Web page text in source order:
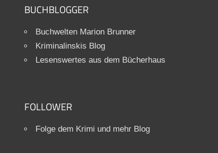
BUCHBLOGGER
Buchwelten Marion Brunner
Kriminalinskis Blog
Lesenswertes aus dem Bücherhaus
FOLLOWER
Folge dem Krimi und mehr Blog